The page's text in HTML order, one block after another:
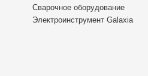
Сварочное оборудование
Электроинструмент Galaxia